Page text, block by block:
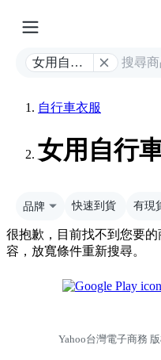
女用自行
自行車衣服
女用自行
品牌 快速到貨 有現
很抱歉，目前找不到您要
容，放寬條件重新搜尋。
Yahoo台灣電子商務